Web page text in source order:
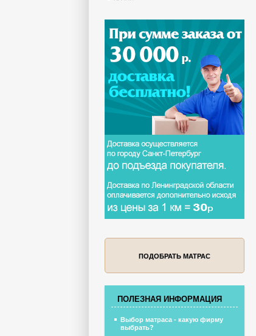
ПОДОБРАТЬ МАТРАС
ПОЛЕЗНАЯ ИНФОРМАЦИЯ
Выбор матраса - какую фирму
выбрать?